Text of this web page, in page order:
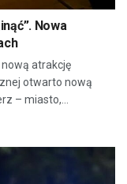
Nowa
atrakcję
otwarto nową
– miasto,...